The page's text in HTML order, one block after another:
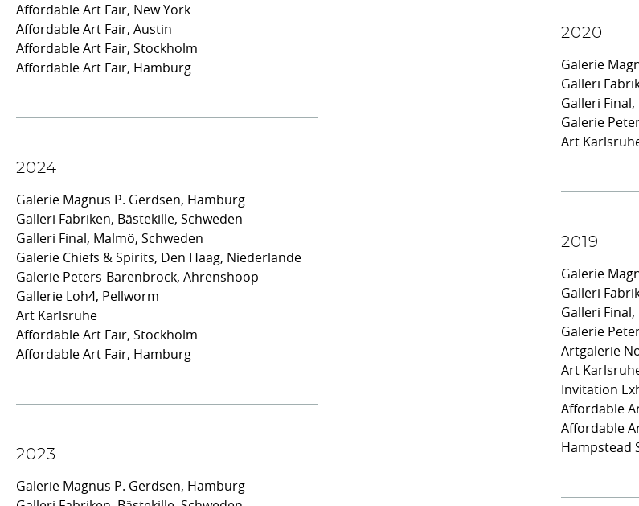
Affordable Art Fair, New York
Affordable Art Fair, Austin
Affordable Art Fair, Stockholm
Affordable Art Fair, Hamburg
2024
Galerie Magnus P. Gerdsen, Hamburg
Galleri Fabriken, Bästekille, Schweden
Galleri Final, Malmö, Schweden
Galerie Chiefs & Spirits, Den Haag, Niederlande
Galerie Peters-Barenbrock, Ahrenshoop
Gallerie Loh4, Pellworm
Art Karlsruhe
Affordable Art Fair, Stockholm
Affordable Art Fair, Hamburg
2023
Galerie Magnus P. Gerdsen, Hamburg
2020
Galerie
Galleri
Galleri
Galerie
Art
2019
Galerie
Galleri
Galleri
Galerie
Artgalerie
Art
Invitation
Affordable
Affordable
Hampstead